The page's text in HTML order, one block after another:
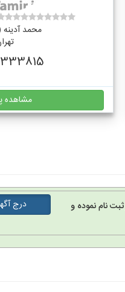
محمد آدینه
مشاهده
نام نموده و
درج